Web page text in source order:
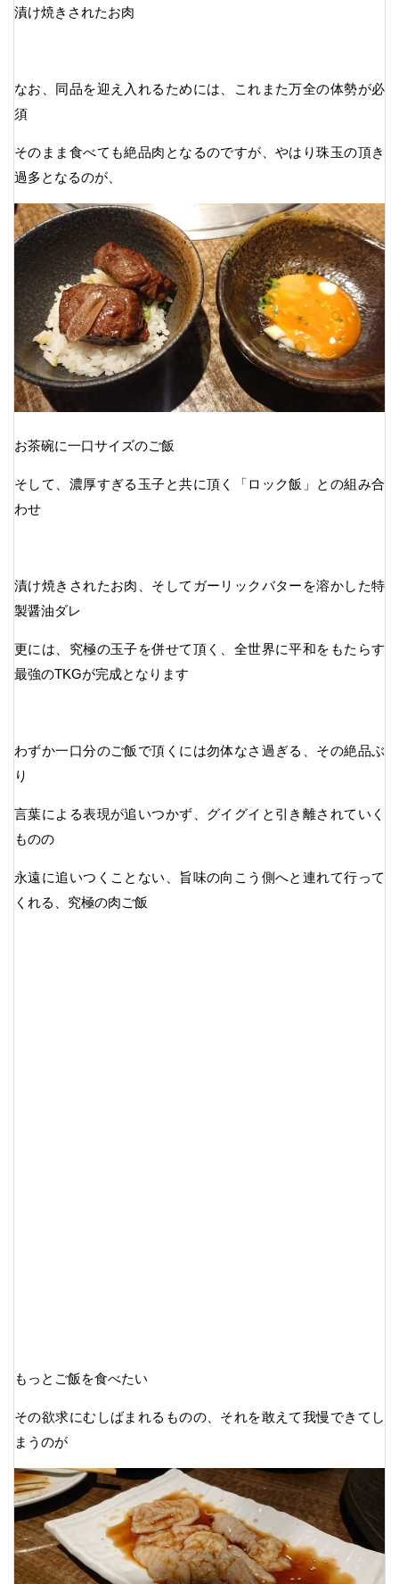
漬け焼きされたお肉
なお、同品を迎え入れるためには、これまた万全の体勢が必
須
そのまま食べても絶品肉となるのですが、やはり珠玉の頂き
過多となるのが、
お茶碗に一口サイズのご飯
そして、濃厚すぎる玉子と共に頂く「ロック飯」との組み合
わせ
漬け焼きされたお肉、そしてガーリックバターを溶かした特
製醤油ダレ
更には、究極の玉子を併せて頂く、全世界に平和をもたらす
最強のTKGが完成となります
わずか一口分のご飯で頂くには勿体なさ過ぎる、その絶品ぶ
り
言葉による表現が追いつかず、グイグイと引き離されていく
ものの
永遠に追いつくことない、旨味の向こう側へと連れて行って
くれる、究極の肉ご飯
もっとご飯を食べたい
その欲求にむしばまれるものの、それを敢えて我慢できてし
まうのが